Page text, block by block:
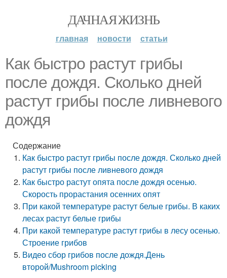
ДАЧНАЯ ЖИЗНЬ
главная новости статьи
Как быстро растут грибы
после дождя. Сколько дней
растут грибы после ливневого
дождя
Содержание
Как быстро растут грибы после дождя. Сколько дней
растут грибы после ливневого дождя
Как быстро растут опята после дождя осенью.
Скорость прорастания осенних опят
При какой температуре растут белые грибы. В каких
лесах растут белые грибы
При какой температуре растут грибы в лесу осенью.
Строение грибов
Видео сбор грибов после дождя.День
второй/Mushroom picking